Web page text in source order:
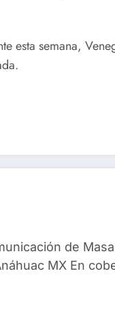
semana,
de
MX En